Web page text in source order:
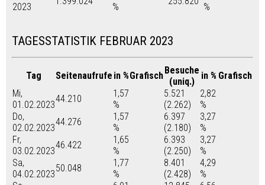
2023
%
%
TAGESSTATISTIK FEBRUAR 2023
Tag Seitenaufrufe in %GrafischBesuche
(uniq.)
in % Grafisch
Mi,
01.02.2023
44.210
1,57
%
5.521
(2.262)
2,82
%
Do,
02.02.2023
44.276
1,57
%
6.397
(2.180)
3,27
%
Fr,
03.02.2023
46.422
1,65
%
6.393
(2.250)
3,27
%
Sa,
04.02.2023
50.048
1,77
%
8.401
(2.428)
4,29
%